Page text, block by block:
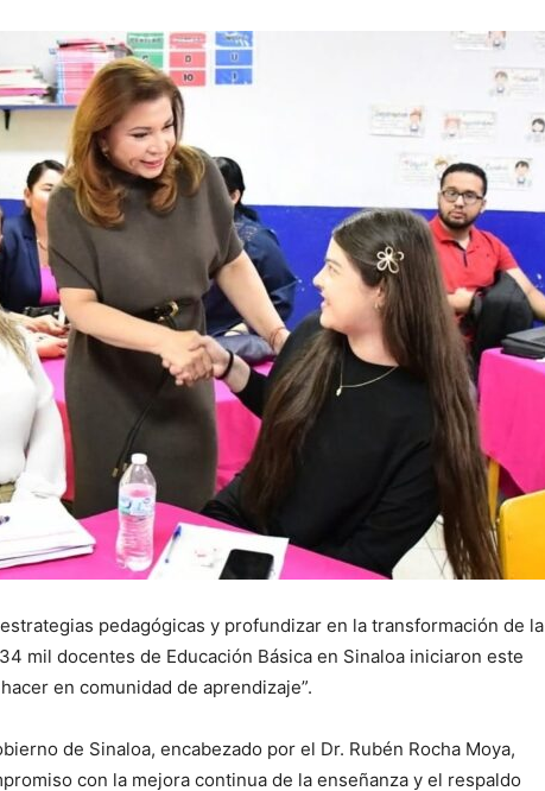
pedagógicas y profundizar en la transformación de la
mil docentes de Educación Básica en Sinaloa iniciaron este
en comunidad de aprendizaje”.
de Sinaloa, encabezado por el Dr. Rubén Rocha Moya,
con la mejora continua de la enseñanza y el respaldo